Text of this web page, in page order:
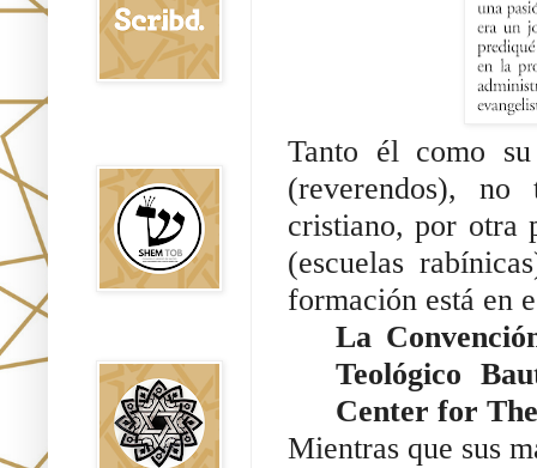
Tanto él como su
(reverendos),
cristiano, por otra
(escuelas
formación está en
La
Teológico
Center for
Mientras que sus